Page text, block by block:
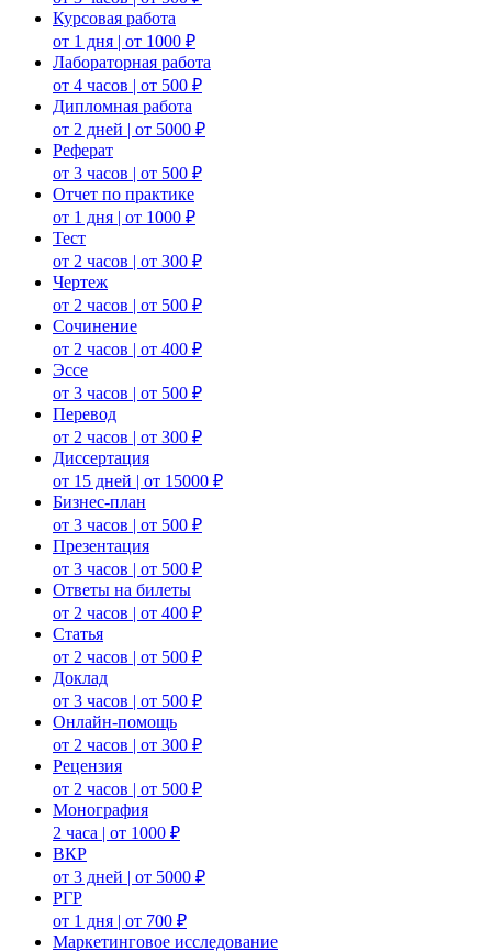
Курсовая работа
от 1 дня | от 1000 ₽
Лабораторная работа
от 4 часов | от 500 ₽
Дипломная работа
от 2 дней | от 5000 ₽
Реферат
от 3 часов | от 500 ₽
Отчет по практике
от 1 дня | от 1000 ₽
Тест
от 2 часов | от 300 ₽
Чертеж
от 2 часов | от 500 ₽
Сочинение
от 2 часов | от 400 ₽
Эссе
от 3 часов | от 500 ₽
Перевод
от 2 часов | от 300 ₽
Диссертация
от 15 дней | от 15000 ₽
Бизнес-план
от 3 часов | от 500 ₽
Презентация
от 3 часов | от 500 ₽
Ответы на билеты
от 2 часов | от 400 ₽
Статья
от 2 часов | от 500 ₽
Доклад
от 3 часов | от 500 ₽
Онлайн-помощь
от 2 часов | от 300 ₽
Рецензия
от 2 часов | от 500 ₽
Монография
2 часа | от 1000 ₽
ВКР
от 3 дней | от 5000 ₽
РГР
от 1 дня | от 700 ₽
Маркетинговое исследование